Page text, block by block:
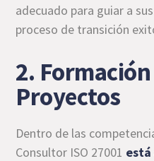
adecuado para guiar a
proceso de transición
2.
Proyectos
Dentro de las
Consultor ISO 27001 está